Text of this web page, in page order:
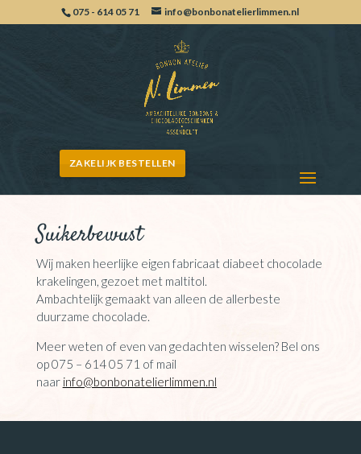
075 - 614 05 71 info@bonbonatelierlimmen.nl
ZAKELIJK BESTELLEN
Suikerbewust
Wij maken heerlijke eigen fabricaat diabeet chocolade
krakelingen, gezoet met maltitol.
Ambachtelijk gemaakt van alleen de allerbeste
duurzame chocolade.
Meer weten of even van gedachten wisselen? Bel ons
op 075 – 614 05 71 of mail
naar info@bonbonatelierlimmen.nl